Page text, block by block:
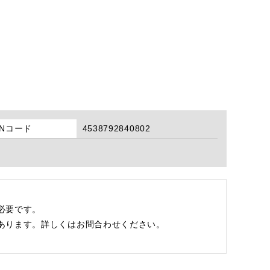
コード 4538792840802
です。
ます。詳しくはお問合わせください。